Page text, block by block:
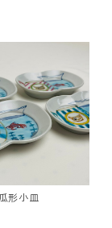
形小皿